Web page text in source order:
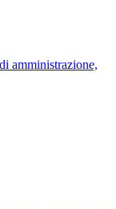
amministrazione,